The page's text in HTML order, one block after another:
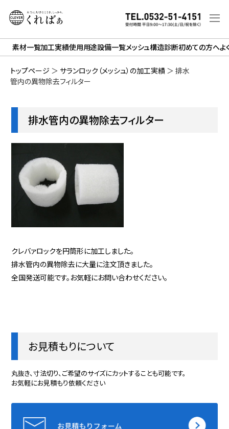
素材一覧加工実績使用用途設備一覧メッシュ構造診断初めての方へよ
トップページ ＞ サランロック（メッシュ）の加工実績 ＞ 排水
管内の異物除去フィルター
排水管内の異物除去フィルター
クレバァロックを円筒形に加工しました。
排水管内の異物除去に大量に注文頂きました。
全国発送可能です。お気軽にお問い合わせください。
お見積もりについて
丸抜き、寸法切り、ご希望のサイズにカットすることも可能です。
お気軽にお見積もり依頼ください